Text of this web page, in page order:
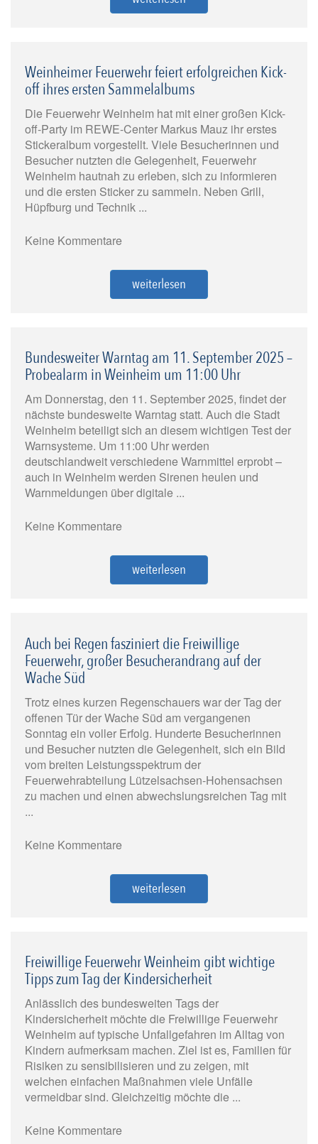
Weinheimer Feuerwehr feiert erfolgreichen Kick-
off ihres ersten Sammelalbums
Die Feuerwehr Weinheim hat mit einer großen Kick-
off-Party im REWE-Center Markus Mauz ihr erstes
Stickeralbum vorgestellt. Viele Besucherinnen und
Besucher nutzten die Gelegenheit, Feuerwehr
Weinheim hautnah zu erleben, sich zu informieren
und die ersten Sticker zu sammeln. Neben Grill,
Hüpfburg und Technik ...
Keine Kommentare
weiterlesen
Bundesweiter Warntag am 11. September 2025 –
Probealarm in Weinheim um 11:00 Uhr
Am Donnerstag, den 11. September 2025, findet der
nächste bundesweite Warntag statt. Auch die Stadt
Weinheim beteiligt sich an diesem wichtigen Test der
Warnsysteme. Um 11:00 Uhr werden
deutschlandweit verschiedene Warnmittel erprobt –
auch in Weinheim werden Sirenen heulen und
Warnmeldungen über digitale ...
Keine Kommentare
weiterlesen
Auch bei Regen fasziniert die Freiwillige
Feuerwehr, großer Besucherandrang auf der
Wache Süd
Trotz eines kurzen Regenschauers war der Tag der
offenen Tür der Wache Süd am vergangenen
Sonntag ein voller Erfolg. Hunderte Besucherinnen
und Besucher nutzten die Gelegenheit, sich ein Bild
vom breiten Leistungsspektrum der
Feuerwehrabteilung Lützelsachsen-Hohensachsen
zu machen und einen abwechslungsreichen Tag mit
...
Keine Kommentare
weiterlesen
Freiwillige Feuerwehr Weinheim gibt wichtige
Tipps zum Tag der Kindersicherheit
Anlässlich des bundesweiten Tags der
Kindersicherheit möchte die Freiwillige Feuerwehr
Weinheim auf typische Unfallgefahren im Alltag von
Kindern aufmerksam machen. Ziel ist es, Familien für
Risiken zu sensibilisieren und zu zeigen, mit
welchen einfachen Maßnahmen viele Unfälle
vermeidbar sind. Gleichzeitig möchte die ...
Keine Kommentare